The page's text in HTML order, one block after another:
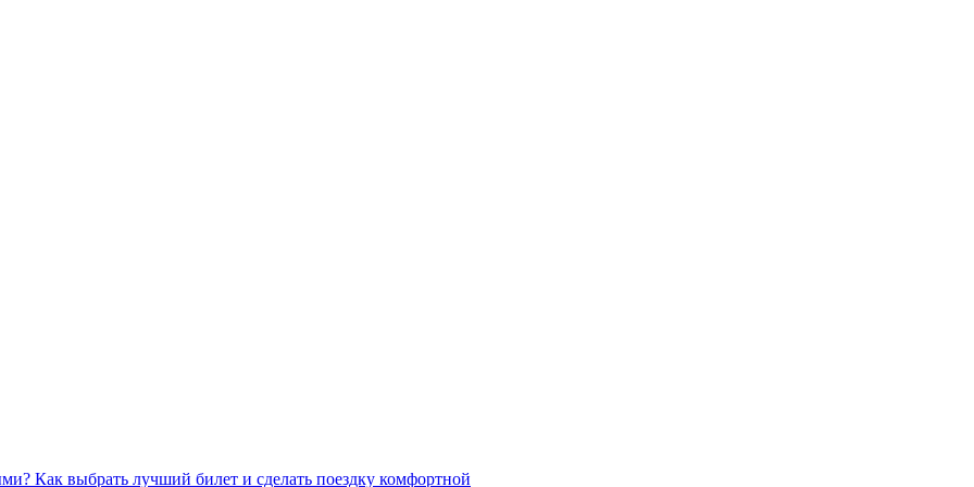
Как выбрать лучший билет и сделать поездку комфортной